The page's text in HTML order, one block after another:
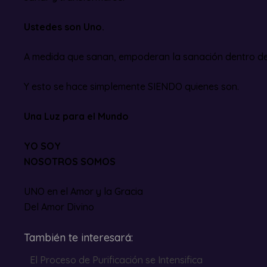
Ustedes son Uno.
A medida que sanan, empoderan la sanación dentro
Y esto se hace simplemente SIENDO quienes son.
Una Luz para el Mundo
YO SOY
NOSOTROS SOMOS
UNO en el Amor y la Gracia
Del Amor Divino
También te interesará:
El Proceso de Purificación se Intensifica